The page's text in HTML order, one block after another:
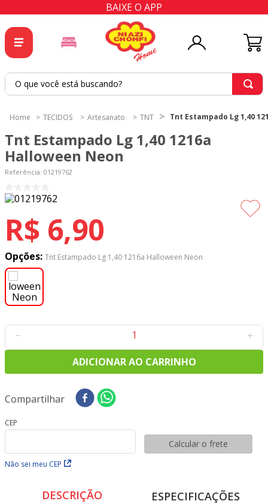
BAIXE O APP
O que você está buscando?
TECIDOS Artesanato TNT Tnt Estampado Lg 1,40
Tnt Estampado Lg 1,40 1216a
Halloween Neon
Referência: 01219762
R$ 6,90
Opções: Tnt Estampado Lg 1,40 1216a Halloween Neon
＋
－
ADICIONAR AO CARRINHO
Compartilhar
CEP
Não sei meu CEP
Calcular o frete
DESCRIÇÃO ESPECIFICAÇÕES
2º
tapete
cortina
6º
tecido tricoline
7º
percal
8
tricoline digital
9º
tecido oxford